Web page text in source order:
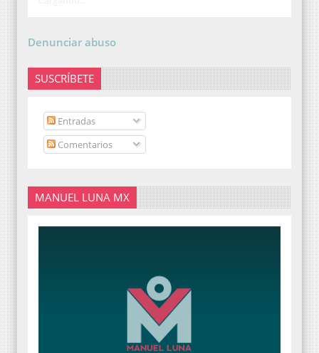
Denunciar abuso
SUSCRÍBETE
Entradas
Comentarios
MANUEL LUNA MX